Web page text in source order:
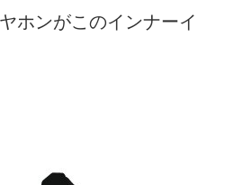
ホンがこのインナーイ